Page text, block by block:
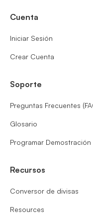
Cuenta
Iniciar Sesión
Crear Cuenta
Soporte
Preguntas Frecuentes
Glosario
Programar Demostración
Recursos
Conversor de divisas
Resources